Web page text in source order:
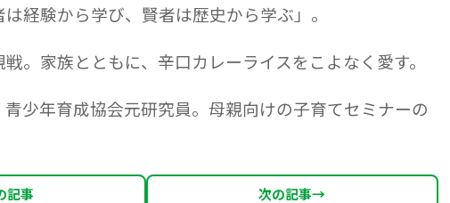
経験から学び、賢者は歴史から学ぶ」。
。家族とともに、辛口カレーライスをこよなく愛す。
少年育成協会元研究員。母親向けの子育てセミナーの
記事 次の記事→